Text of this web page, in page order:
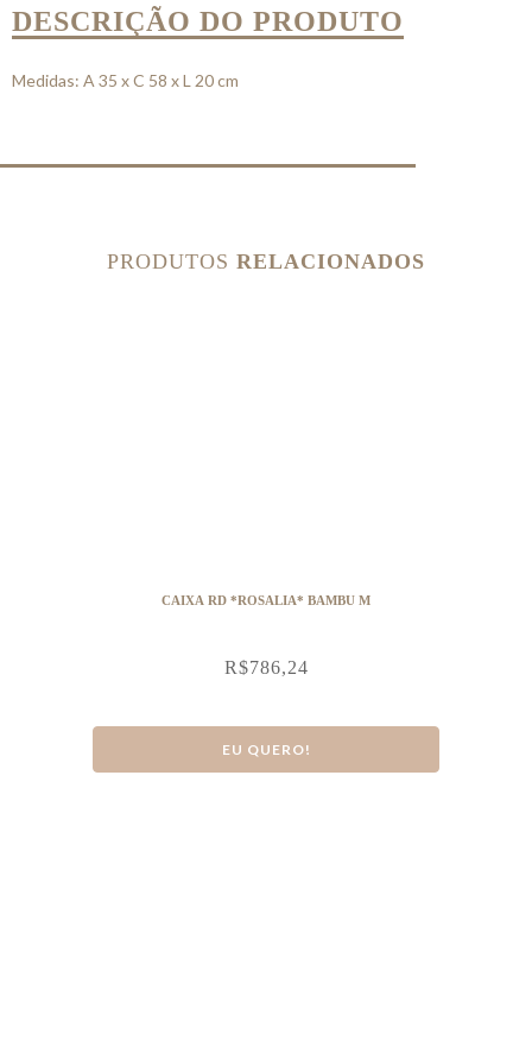
DESCRIÇÃO DO PRODUTO
Medidas: A 35 x C 58 x L 20 cm
PRODUTOS RELACIONADOS
CAIXA RD *ROSALIA* BAMBU M
R$786,24
EU QUERO!